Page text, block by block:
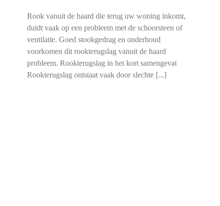
Rook vanuit de haard die terug uw woning inkomt,
duidt vaak op een probleem met de schoorsteen of
ventilatie. Goed stookgedrag en onderhoud
voorkomen dit rookterugslag vanuit de haard
probleem. Rookterugslag in het kort samengevat
Rookterugslag ontstaat vaak door slechte [...]